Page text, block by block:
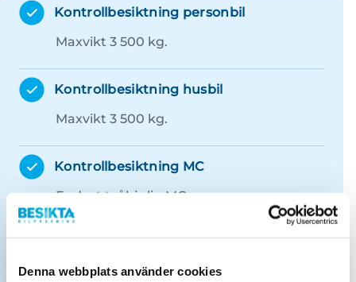
Denna webbplats använder cookies
Kontrollbesiktning personbil
Maxvikt 3 500 kg.
Kontrollbesiktning husbil
Maxvikt 3 500 kg.
Kontrollbesiktning MC
Endast tvåhjulig MC.
Obokad efterkontroll lätt lastbil
Maxvikt 3 500 kg